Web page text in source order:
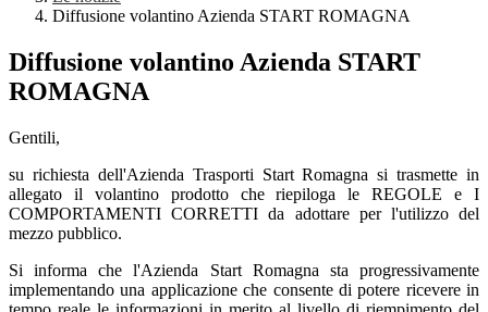
Diffusione volantino Azienda START ROMAGNA
Diffusione volantino Azienda START
ROMAGNA
Gentili,
su richiesta dell'Azienda Trasporti Start Romagna si trasmette in
allegato il volantino prodotto che riepiloga le REGOLE e I
COMPORTAMENTI CORRETTI da adottare per l'utilizzo del
mezzo pubblico.
Si informa che l'Azienda Start Romagna sta progressivamente
implementando una applicazione che consente di potere ricevere in